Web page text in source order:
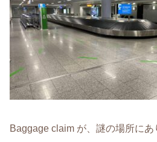
Baggage claim が、謎の場所に